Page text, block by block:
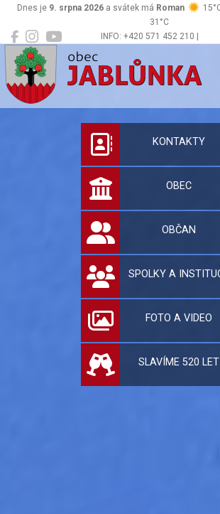
INFO: +420 571 452 210 |
Dnes je 9. srpna 2026 a svátek má Roman
31°C
Jablůnka
OficiálníKONTAKTY
OBEC
OBČAN
SPOLKY A
FOTO A VIDEO
SLAVÍME 520 LET